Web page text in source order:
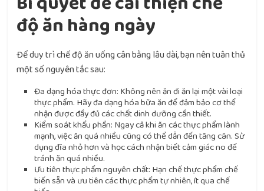
độ ăn hàng ngày
Để duy trì chế độ ăn uống cân bằng lâu dài, bạn nên tuân thủ
một số nguyên tắc sau:
Đa dạng hóa thực đơn: Không nên ăn đi ăn lại một vài loại
thực phẩm. Hãy đa dạng hóa bữa ăn để đảm bảo cơ thể
nhận được đầy đủ các chất dinh dưỡng cần thiết.
Kiểm soát khẩu phần: Ngay cả khi ăn các thực phẩm lành
mạnh, việc ăn quá nhiều cũng có thể dẫn đến tăng cân. Sử
dụng đĩa nhỏ hơn và học cách nhận biết cảm giác no để
tránh ăn quá nhiều.
Ưu tiên thực phẩm nguyên chất: Hạn chế thực phẩm chế
biến sẵn và ưu tiên các thực phẩm tự nhiên, ít qua chế